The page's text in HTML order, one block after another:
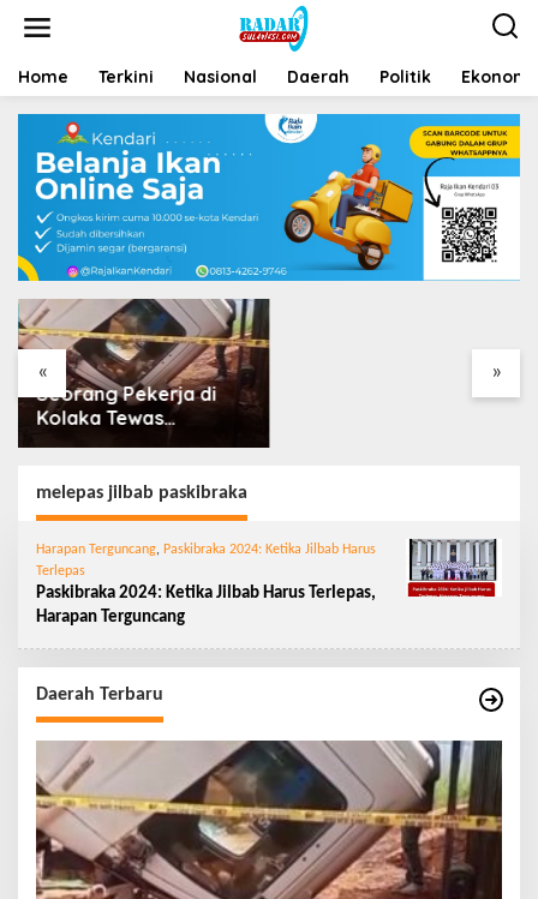
Home Terkini Nasional Daerah Politik
« »
Seorang Pekerja di
Kolaka Tewas
Tertimpa Kepala Mobil
Pulang dari
Perantauan Dalam
melepas jilbab paskibraka
Harapan Terguncang, Paskibraka 2024: Ketika Jilbab Harus
Terlepas
Paskibraka 2024: Ketika Jilbab Harus Terlepas,
Harapan Terguncang
Daerah Terbaru